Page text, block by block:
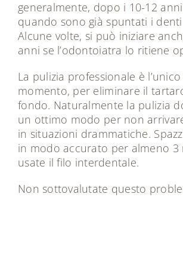
generalmente, dopo i 10-12 anni
quando sono già spuntati i
Alcune volte, si può iniziare
anni se l’odontoiatra lo ritiene
La pulizia professionale è
momento, per eliminare il
fondo. Naturalmente la pulizia
un ottimo modo per non
in situazioni drammatiche.
in modo accurato per almeno 3
usate il filo interdentale.
Non sottovalutate questo